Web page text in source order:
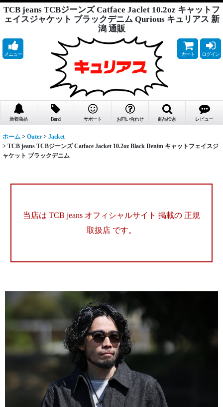
TCB jeans TCBジーンズ Catface Jaclet 10.2oz キャットフ
ェイスジャケット ブラックデニム Qurious キュリアス 新
潟 通販
メニュー カート ログイン
新着商品 Brand サポート お問い合わせ 商品検索 レビュー
ホーム > Outer > Jacket
> TCB jeans TCBジーンズ Catface Jacket 10.2oz Black Denim キャットフェイスジ
ャケット ブラックデニム
当店は TCB jeans オフィシャルサイト 掲載の 正規
取扱店 です。